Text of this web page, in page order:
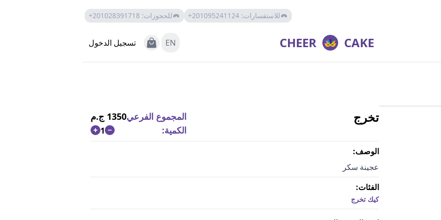
للاستفسارات:
+201095241124 للحجوزات:
+201028391718
CHEER CAKE
EN
View Cartتسجيل الدخول
تخرج المجموع الفرعي1350 ج.م
الكمية:
1
الوصف:
عجينة سكر
الفئات:
كيك تخرج